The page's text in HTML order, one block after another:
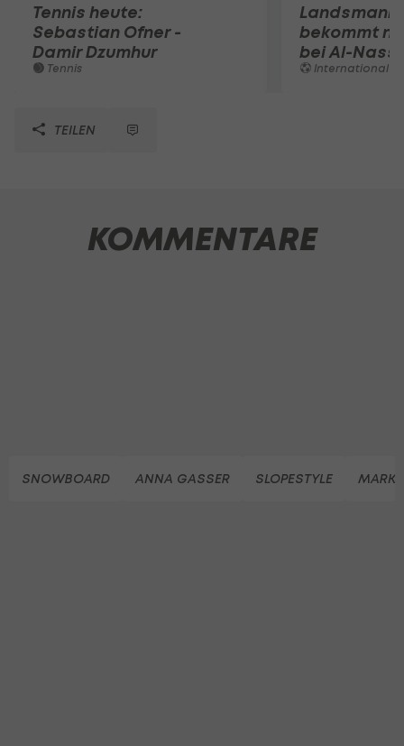
Tennis heute:
Sebastian Ofner -
Damir Dzumhur
Tennis
bekommt
bei Al-Nassr
International
TEILEN
KOMMENTARE
SNOWBOARD ANNA GASSER SLOPESTYLE MARK